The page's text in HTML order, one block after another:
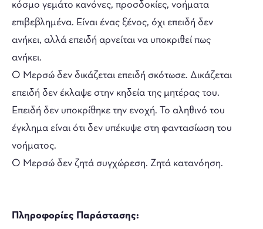
κόσμο γεμάτο κανόνες, προσδοκίες, νοήματα
επιβεβλημένα. Είναι ένας ξένος, όχι επειδή δεν
ανήκει, αλλά επειδή αρνείται να υποκριθεί πως
ανήκει.
Ο Μερσώ δεν δικάζεται επειδή σκότωσε. Δικάζεται
επειδή δεν έκλαψε στην κηδεία της μητέρας του.
Επειδή δεν υποκρίθηκε την ενοχή. Το αληθινό του
έγκλημα είναι ότι δεν υπέκυψε στη φαντασίωση του
νοήματος.
Ο Μερσώ δεν ζητά συγχώρεση. Ζητά κατανόηση.
Πληροφορίες Παράστασης: